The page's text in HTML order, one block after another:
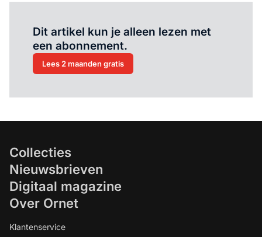
Dit artikel kun je alleen lezen met
een abonnement.
Lees 2 maanden gratis
Collecties
Nieuwsbrieven
Digitaal magazine
Over Ornet
Klantenservice